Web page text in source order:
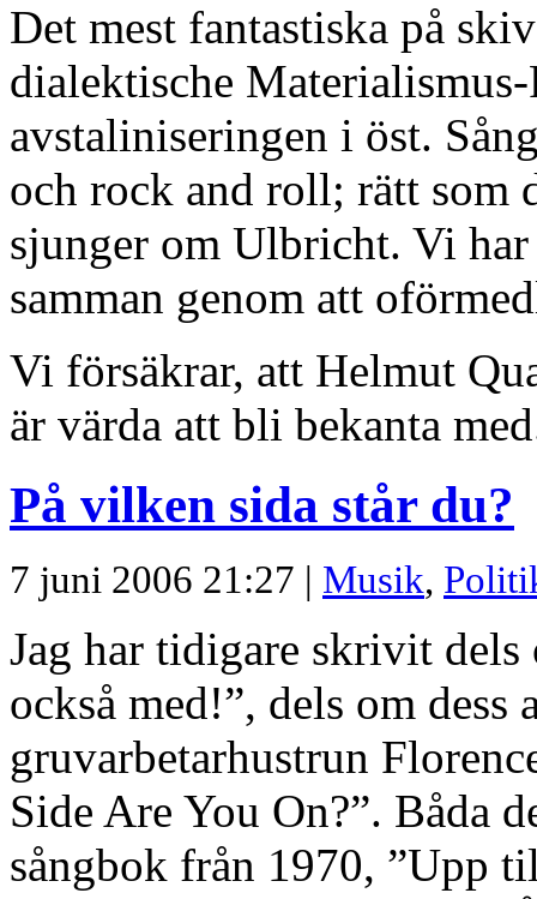
Det mest fantastiska på
dialektische
avstaliniseringen i öst.
och rock and roll; rätt som
sjunger om Ulbricht. Vi
samman genom att
Vi försäkrar, att Helmut
är värda att bli bekanta
På vilken sida står du?
7 juni 2006 21:27 | Musik,
Jag har tidigare skrivit
också med!”, dels om dess
gruvarbetarhustrun
Side Are You On?”. Båda
sångbok från 1970, ”Upp